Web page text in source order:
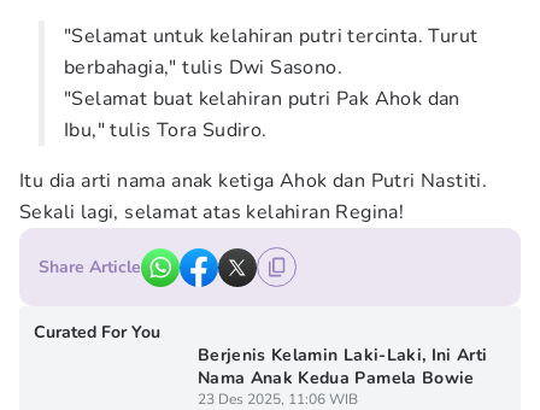
"Selamat untuk kelahiran putri tercinta. Turut
berbahagia," tulis Dwi Sasono.
"Selamat buat kelahiran putri Pak Ahok dan
Ibu," tulis Tora Sudiro.
Itu dia arti nama anak ketiga Ahok dan Putri Nastiti.
Sekali lagi, selamat atas kelahiran Regina!
Share Article
Curated For You
Berjenis Kelamin Laki-Laki, Ini Arti
Nama Anak Kedua Pamela Bowie
23 Des 2025, 11:06 WIB